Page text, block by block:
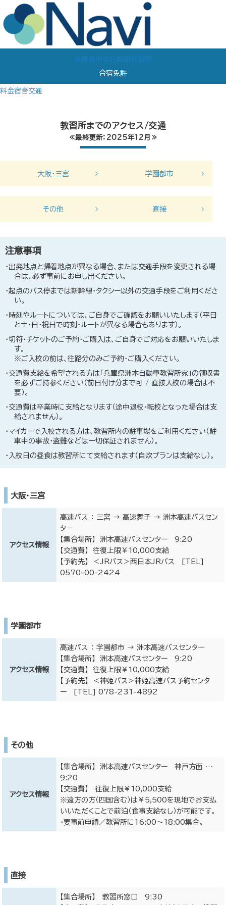
兵庫県洲本自動車教習所
合宿免許
料金宿舎交通
教習所までのアクセス/交通
≪最終更新：2025年12月≫
大阪・三宮 学園都市
その他 直接
注意事項
出発地点と帰着地点が異なる場合、または交通手段を変更される場
合は、必ず事前にお申し出ください。
起点のバス停までは新幹線・タクシー以外の交通手段をご利用くださ
い。
時刻やルートについては、ご自身でご確認をお願いいたします（平日
と土・日・祝日で時刻・ルートが異なる場合もあります）。
切符・チケットのご予約・ご購入は、ご自身でご対応をお願いいたしま
す。
※ご入校の前は、往路分のみご予約・ご購入ください。
交通費支給を希望される方は「兵庫県洲本自動車教習所宛」の領収書
を必ずご持参ください（前日付け分まで可 / 直接入校の場合は不
要）。
交通費は卒業時に支給となります（途中退校・転校となった場合は支
給されません）。
マイカーで入校される方は、教習所内の駐車場をご利用ください（駐
車中の事故・盗難などは一切保証されません）。
入校日の昼食は教習所にて支給されます（自炊プランは支給なし）。
大阪・三宮
アクセス情報
高速バス ： 三宮 → 高速舞子 → 洲本高速バスセン
ター
【集合場所】 洲本高速バスセンター 9:20
【交通費】 往復上限￥10,000支給
【予約先】 ＜JRバス＞西日本JRバス [TEL]
0570-00-2424
学園都市
アクセス情報
高速バス ： 学園都市 → 洲本高速バスセンター
【集合場所】 洲本高速バスセンター 9:20
【交通費】 往復上限￥10,000支給
【予約先】 ＜神姫バス＞神姫高速バス予約センタ
ー [TEL] 078-231-4892
その他
アクセス情報
【集合場所】 洲本高速バスセンター 神戸方面 …
9:20
【交通費】 往復上限￥10,000支給
※遠方の方（四国含む）は￥5,500を現地でお支払
いいただくことで前泊（食事支給なし）が可能です。
・要事前申請／教習所に16:00～18:00集合。
直接
【集合場所】 教習所窓口 9:30